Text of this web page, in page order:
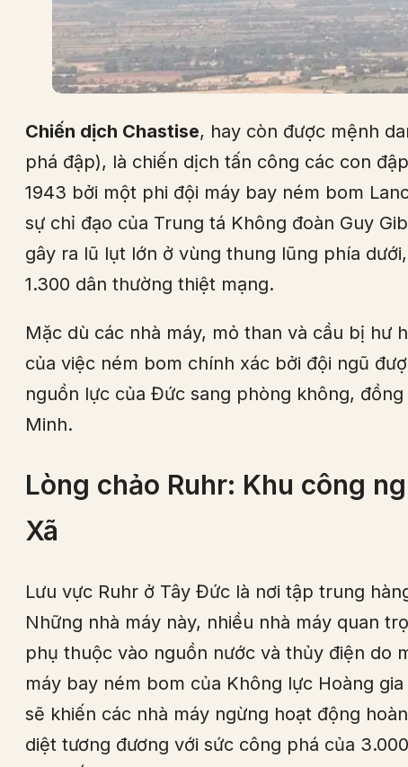
Chiến dịch Chastise, hay còn được mệnh
phá đập), là chiến dịch tấn công các con
1943 bởi một phi đội máy bay ném bom
sự chỉ đạo của Trung tá Không đoàn Guy
gây ra lũ lụt lớn ở vùng thung lũng phía
1.300 dân thường thiệt mạng.
Mặc dù các nhà máy, mỏ than và cầu bị hư
của việc ném bom chính xác bởi đội ngũ
nguồn lực của Đức sang phòng không,
Minh.
Lòng chảo Ruhr: Khu công
Xã
Lưu vực Ruhr ở Tây Đức là nơi tập trung
Những nhà máy này, nhiều nhà máy quan
phụ thuộc vào nguồn nước và thủy điện do
máy bay ném bom của Không lực Hoàng
sẽ khiến các nhà máy ngừng hoạt động
diệt tương đương với sức công phá của